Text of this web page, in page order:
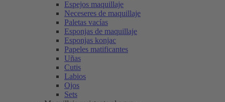
Espejos maquillaje
Neceseres de maquillaje
Paletas vacías
Esponjas de maquillaje
Esponjas konjac
Papeles matificantes
Uñas
Cutis
Labios
Ojos
Sets